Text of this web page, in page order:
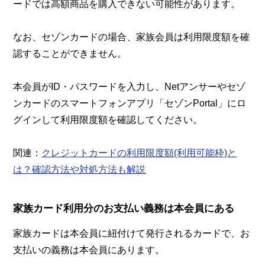
ードでは高額商品を購入できない可能性があります。
なお、セゾンカードの場合、家族会員は利用限度額を確
認することができません。
本会員がID・パスワードを入力し、Netアンサーやセゾ
ンカードのスマートフォンアプリ「セゾンPortal」にロ
グインして利用限度額を確認してください。
関連： クレジットカードの利用限度額(利用可能枠)と
は？確認方法や対処方法も解説
家族カード利用分のお支払い義務は本会員にある
家族カードは本会員に紐付けて発行されるカードで、お
支払いの義務は本会員にあります。